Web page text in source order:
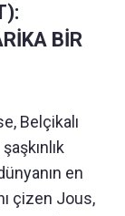
BİR
Belçikalı
en
çizen Jous,